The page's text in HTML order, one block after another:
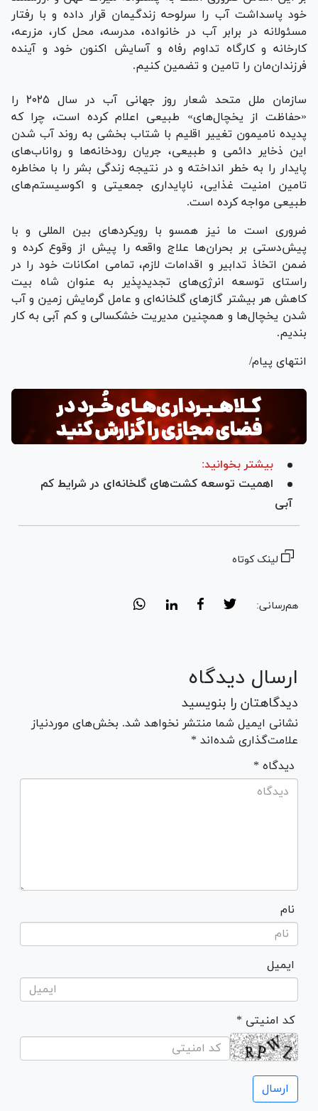
خود پاسداشت آب را سرلوحه زندگیمان قرار داده و با رفتار
مسئولانه در برابر آب در خانواده، مدرسه، محل کار، مزرعه،
کارخانه و کارگاه تداوم رفاه و آسایش اکنون خود و آینده
فرزندان‌مان را تامین و تضمین کنیم.
سازمان ملل متحد شعار روز جهانی آب در سال ۲۰۲۵ را
«حفاظت از یخچال‌های» طبیعی اعلام کرده است، چرا که
پدیده نامیمون تغییر اقلیم با شتاب بخشی به روند آب شدن
این ذخایر دائمی و طبیعی، جریان رودخانه‌ها و رواناب‌های
پایدار را به خطر انداخته و در نتیجه زندگی بشر را با مخاطره
تامین امنیت غذایی، ناپایداری جمعیتی و اکوسیستم‌های
طبیعی مواجه کرده است.
ضروری است ما نیز همسو با رویکرد‌های بین المللی و با
پیش‌دستی بر بحران‌ها علاج واقعه را پیش از وقوع کرده و
ضمن اتخاذ تدابیر و اقدامات لازم، تمامی امکانات خود را در
راستای توسعه انرژی‌های تجدیدپذیر به عنوان شاه بیت
کاهش هر بیشتر گاز‌های گلخانه‌ای و عامل گرمایش زمین و آب
شدن یخچال‌ها و همچنین مدیریت خشکسالی و کم آبی به کار
بندیم.
انتهای پیام/
بیشتر بخوانید:
اهمیت توسعه کشت‌های گلخانه‌ای در شرایط کم
آبی
لینک کوتاه
هم‌رسانی:
ارسال دیدگاه
دیدگاهتان را بنویسید
نشانی ایمیل شما منتشر نخواهد شد. بخش‌های موردنیاز
علامت‌گذاری شده‌اند *
* دیدگاه
نام
ایمیل
* کد امنیتی